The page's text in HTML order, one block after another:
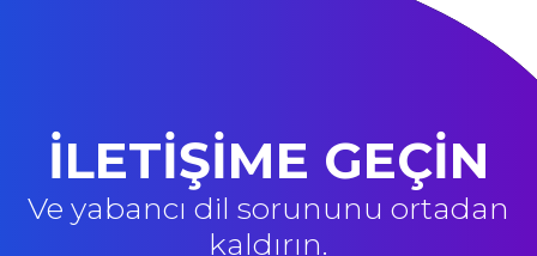
İLETİŞİME GEÇİN
Ve yabancı dil sorununu ortadan
kaldırın.